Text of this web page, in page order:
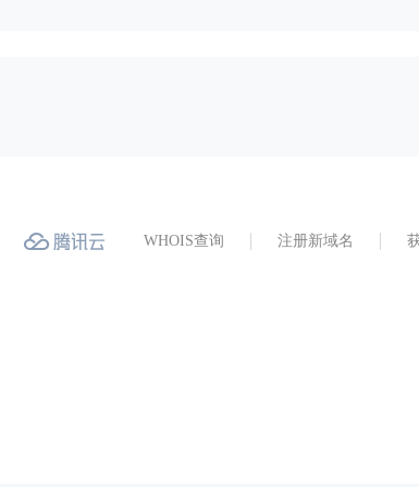
WHOIS查询 注册新域名